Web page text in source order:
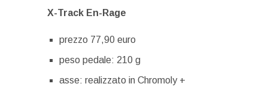
X-Track En-Rage
prezzo 77,90 euro
peso pedale: 210 g
asse: realizzato in Chromoly +